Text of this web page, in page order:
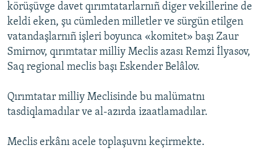
körüşüvge davet qırımtatarlarnıñ diger vekillerine de
keldi eken, şu cümleden milletler ve sürgün etilgen
vatandaşlarnıñ işleri boyunca «komitet» başı Zaur
Smirnov, qırımtatar milliy Meclis azası Remzi İlyasov,
Saq regional meclis başı Eskender Belâlov.
Qırımtatar milliy Meclisinde bu malümatnı
tasdiqlamadılar ve al-azırda izaatlamadılar.
Meclis erkânı acele toplaşuvnı keçirmekte.